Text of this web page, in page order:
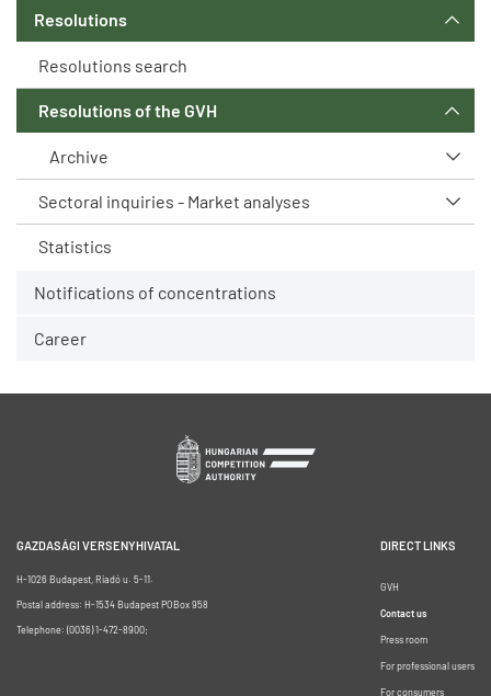
Resolutions
Resolutions search
Resolutions of the GVH
Archive
Sectoral inquiries - Market analyses
Statistics
Notifications of concentrations
Career
GAZDASÁGI VERSENYHIVATAL
H-1026 Budapest, Riadó u. 5-11.
Postal address: H-1534 Budapest POBox 958
Telephone: (0036) 1-472-8900;
DIRECT LINKS
GVH
Contact us
Press room
For professional users
For consumers